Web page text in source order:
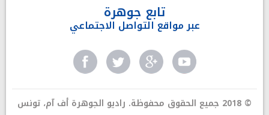
تابع جوهرة
عبر مواقع التواصل الاجتماعي
© 2018 جميع الحقوق محفوظة. راديو الجوهرة أف آم، تونس